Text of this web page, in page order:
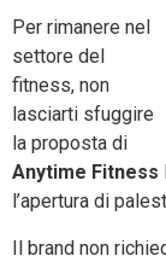
Per rimanere nel
settore del
fitness, non
lasciarti sfuggire
la proposta di
Anytime Fitness
l’apertura di
Il brand non